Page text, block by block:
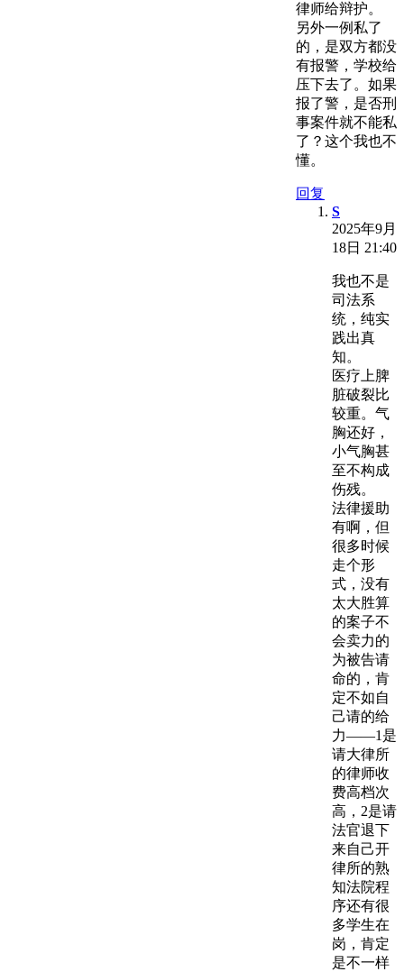
律师给辩护。
另外一例私了
的，是双方都没
有报警，学校给
压下去了。如果
报了警，是否刑
事案件就不能私
了？这个我也不
懂。
回复
S
2025年9月
18日 21:40
我也不是
司法系
统，纯实
践出真
知。
医疗上脾
脏破裂比
较重。气
胸还好，
小气胸甚
至不构成
伤残。
法律援助
有啊，但
很多时候
走个形
式，没有
太大胜算
的案子不
会卖力的
为被告请
命的，肯
定不如自
己请的给
力——1是
请大律所
的律师收
费高档次
高，2是请
法官退下
来自己开
律所的熟
知法院程
序还有很
多学生在
岗，肯定
是不一样